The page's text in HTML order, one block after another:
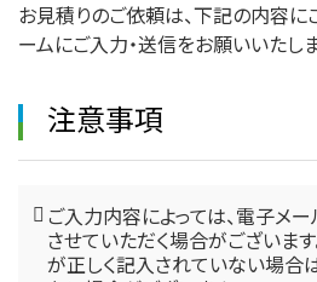
お見積りのご依頼は、下記の内容に
ームにご入力・送信をお願いいたしま
注意事項
ご入力内容によっては、電子メ
させていただく場合がございま
が正しく記入されていない場合